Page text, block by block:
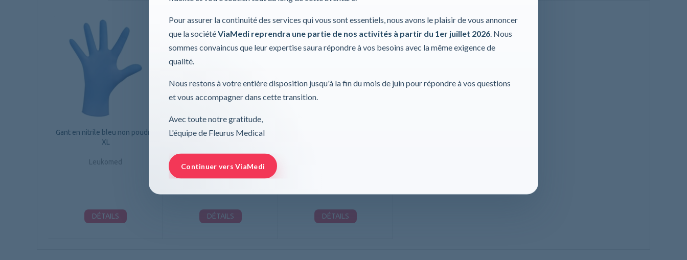
Pour assurer la continuité des services qui vous sont essentiels, nous avons le plaisir de vous annoncer
que la sociétéViaMedi reprendra une partie de nos activités à partir du 1er juillet 2026 . Nous
sommes convaincus que leur expertise saura répondre à vos besoins avec la même exigence de
qualité.
Nous restons à votre entière disposition jusqu'à la fin du mois de juin pour répondre à vos questions
et vous accompagner dans cette transition.
Avec toute notre gratitude,
L'équipe de Fleurus Medical
Continuer vers ViaMedi
Gant en nitrile bleu non poudré,
XL
Leukomed
DÉTAILS
Gant en nitrile bleu non poudré,
DÉTAILS DÉTAILS